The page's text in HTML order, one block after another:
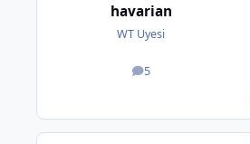
havarian
WT Uyesi
5
posts